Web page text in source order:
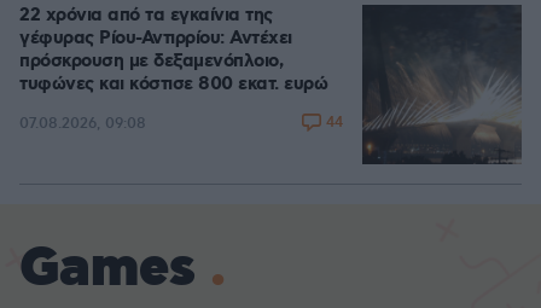
22 χρόνια από τα εγκαίνια της
γέφυρας Ρίου-Αντιρρίου: Αντέχει
πρόσκρουση με δεξαμενόπλοιο,
τυφώνες και κόστισε 800 εκατ. ευρώ
07.08.2026, 09:08 44
Games